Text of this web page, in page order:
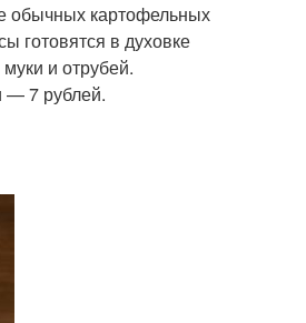
обычных картофельных
готовятся в духовке
и отрубей.
— 7 рублей.